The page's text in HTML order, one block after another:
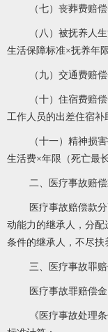
（七）丧葬费赔
（八）被抚养人
生活保障标准×抚养年
（九）交通费赔
（十）住宿费赔
工作人员的出差住宿补
（十一）精神损
生活费×年限（死亡最
二、医疗事故赔
医疗事故赔偿款
动能力的继承人，分
条件的继承人，不尽扶
三、医疗事故罪
医疗事故罪赔偿
《医疗事故处理